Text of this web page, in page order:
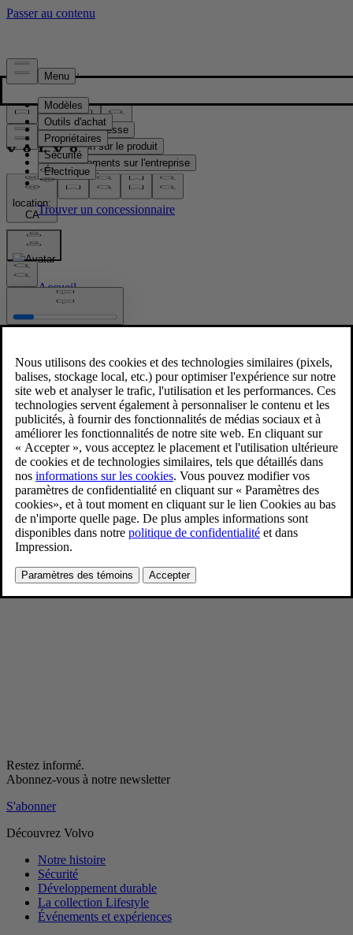
Presse & Médias
Matériel de presse
Information sur le produit
Renseignements sur l'entreprise
Contacts médias
location:
CA
Images
Accueil
Volvo EX60 Cross Country
1/21/2026
Favoris
Partager
Télécharger
Extérieur, Détail, Studio
Pour consulter toute l’information sur les droits d’auteur, cliquez ici